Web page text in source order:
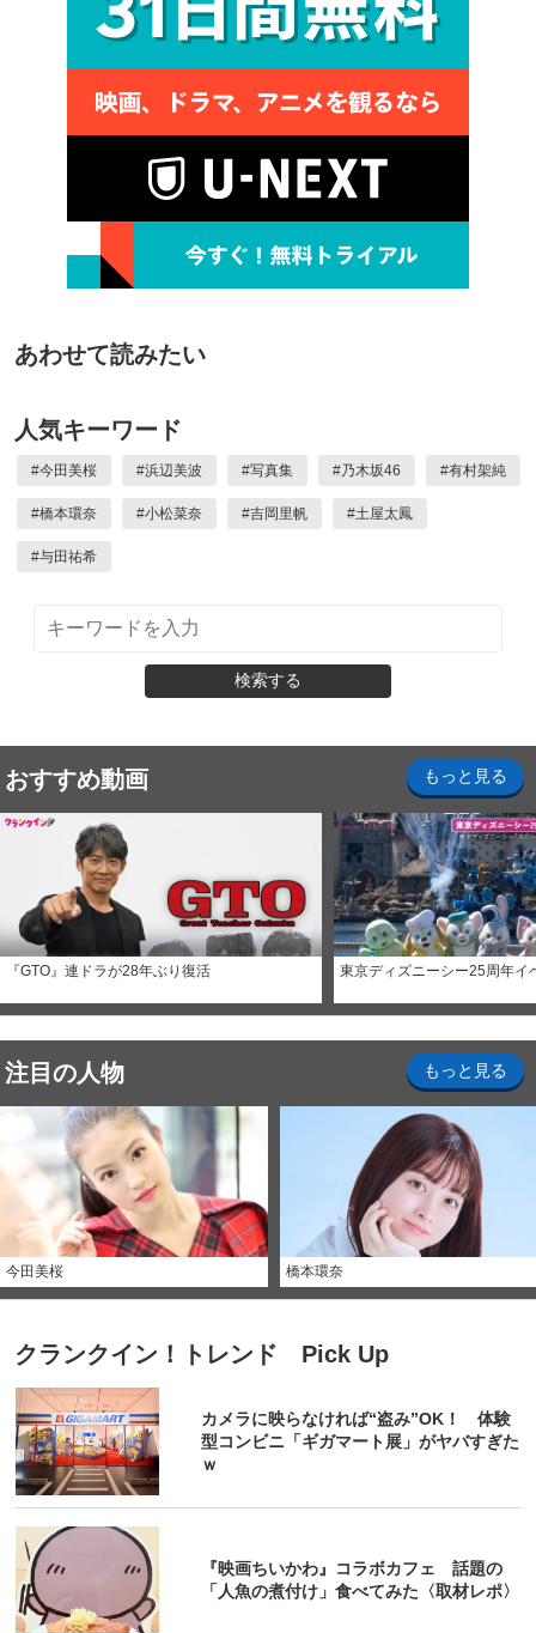
あわせて読みたい
人気キーワード
#今田美桜 #浜辺美波 #写真集 #乃木坂46 #有村架純
#橋本環奈 #小松菜奈 #吉岡里帆 #土屋太鳳
#与田祐希
検索する
おすすめ動画 もっと見る
『GTO』連ドラが28年ぶり復活 東京ディズニーシー25周年イ
注目の人物 もっと見る
今田美桜 橋本環奈
クランクイン！トレンド Pick Up
カメラに映らなければ“盗み”OK！ 体験
型コンビニ「ギガマート展」がヤバすぎた
ｗ
『映画ちいかわ』コラボカフェ 話題の
「人魚の煮付け」食べてみた〈取材レポ〉